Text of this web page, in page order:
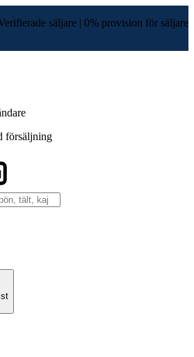
säljare | 0% provision för säljare
försäljning